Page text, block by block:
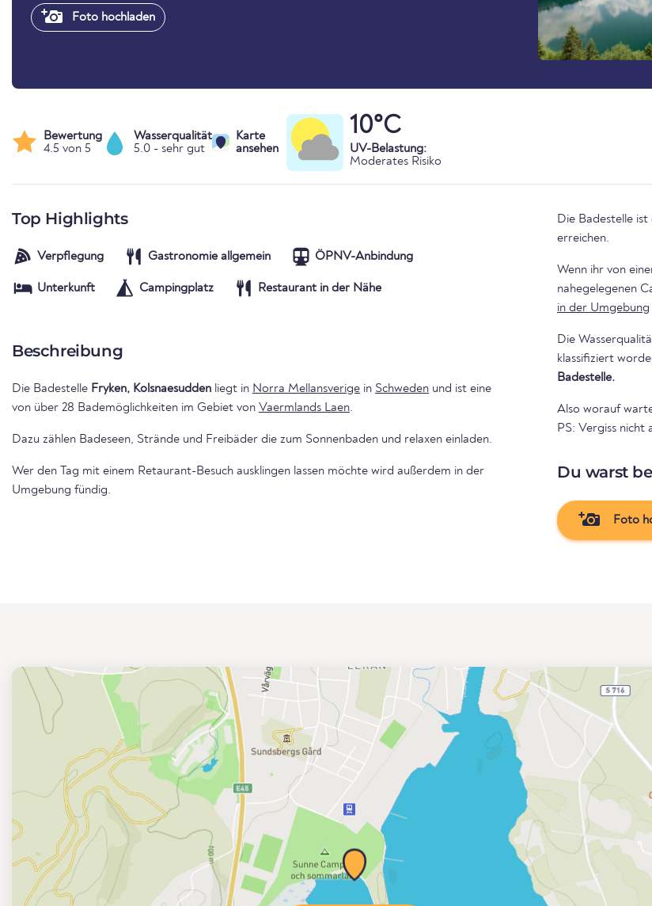
Foto hochladen
Bewertung
4.5 von 5
Wasserqualität
5.0 - sehr gut
Karte
ansehen
10°C
UV-Belastung:
Moderates Risiko
Top Highlights
Verpflegung Gastronomie allgemein ÖPNV-Anbindung
Unterkunft Campingplatz Restaurant in der Nähe
Beschreibung
Die Badestelle Fryken, Kolsnaesudden liegt in Norra Mellansverige in Schweden und ist eine
von über 28 Bademöglichkeiten im Gebiet von Vaermlands Laen.
Dazu zählen Badeseen, Strände und Freibäder die zum Sonnenbaden und relaxen einladen.
Wer den Tag mit einem Retaurant-Besuch ausklingen lassen möchte wird außerdem in der
Umgebung fündig.
Die Badestelle
erreichen.
Wenn ihr von
in der Umgebung
Die
klassifiziert
Badestelle.
Also worauf
PS: Vergiss nicht
Du warst
Foto